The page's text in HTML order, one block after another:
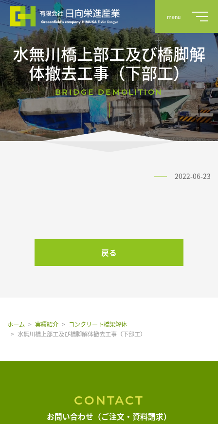
menu
事業案内
実績
アクセス
お問い合わせ
水無川橋上部工及び橋脚解
体撤去工事（下部工）
BRIDGE DEMOLITION
2022-06-23
戻る
ホーム 実績紹介
コンクリート橋梁解体
水無川橋上部工及び橋脚解体撤去工事（下部工）
CONTACT
お問い合わせ（ご注文・資料請求）